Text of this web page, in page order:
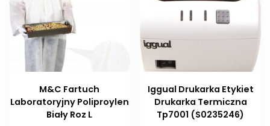
M&C Fartuch
Laboratoryjny Poliproylen
Biały Roz L
Iggual Drukarka Etykiet
Drukarka Termiczna
Tp7001 (S0235246)